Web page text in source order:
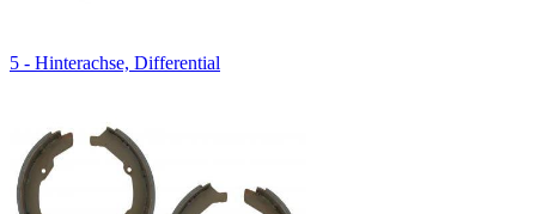
5 - Hinterachse, Differential